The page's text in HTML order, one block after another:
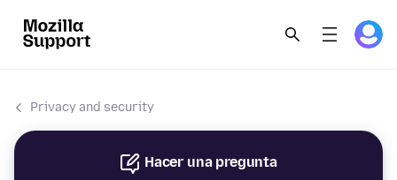
Privacy and security
Hacer una pregunta